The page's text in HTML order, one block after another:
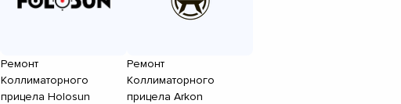
Ремонт
Коллиматорного
прицела Holosun
Ремонт
Коллиматорного
прицела Arkon